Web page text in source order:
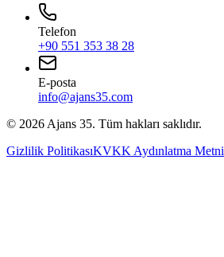
Telefon
+90 551 353 38 28
E-posta
info@ajans35.com
© 2026 Ajans 35. Tüm hakları saklıdır.
Gizlilik PolitikasıKVKK Aydınlatma Metni